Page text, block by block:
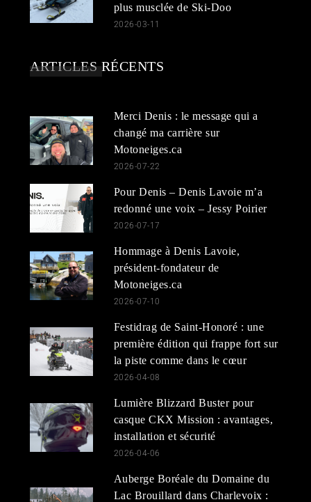
plus musclée de Ski-Doo
2026-03-11
ARTICLES RÉCENTS
Merci Denis : le message qui a
changé ma carrière sur
Motoneiges.ca
2026-07-22
Pour Denis – Denis Lavoie m’a
redonné une voix – Jessy Poirier
2026-07-17
Hommage à Denis Lavoie,
président-fondateur de
Motoneiges.ca
2026-07-10
Festidrag de Saint-Honoré : une
première édition qui frappe fort sur
la piste comme dans le cœur
2026-04-08
Lumière Blizzard Buster pour
casque CKX Mission : avantages,
installation et sécurité
2026-04-06
Auberge Boréale du Domaine du
Lac Brouillard dans Charlevoix :